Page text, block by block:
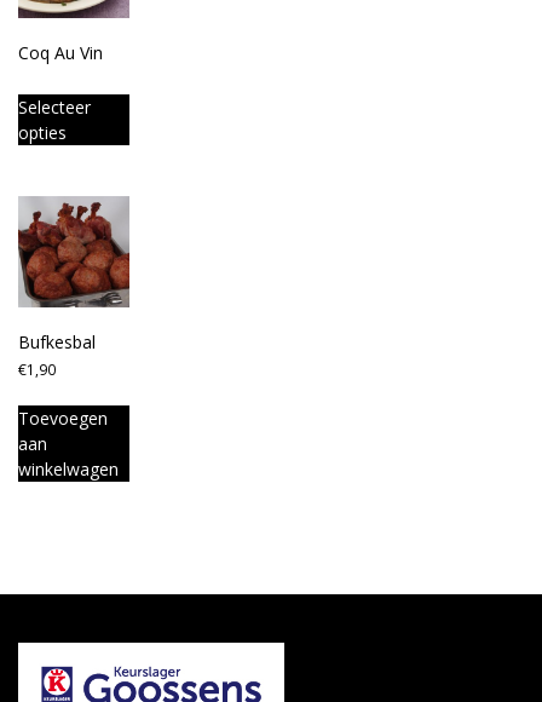
Coq Au Vin
Selecteer
opties
Bufkesbal
€1,90
Toevoegen
aan
winkelwagen